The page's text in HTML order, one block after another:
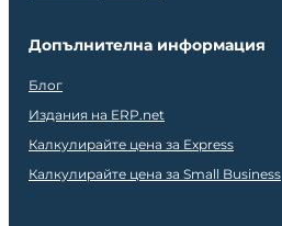
Допълнителна информация
Блог
Издания на ERP.net
Калкулирайте цена за Express
Калкулирайте цена за Small Business